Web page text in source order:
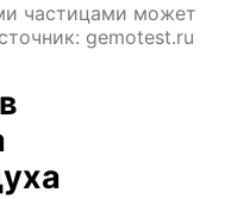
частицами может
gemotest.ru